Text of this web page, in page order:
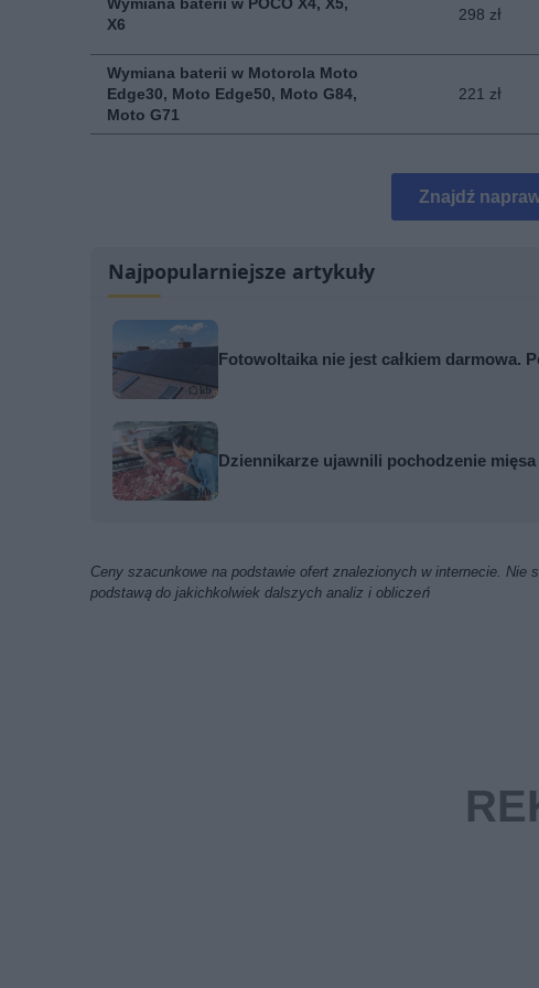
Wymiana baterii w POCO X4, X5,
X6
298 zł
Wymiana baterii w Motorola Moto
Edge30, Moto Edge50, Moto G84,
Moto G71
221 zł
Znajdź
Najpopularniejsze artykuły
Fotowoltaika nie jest całkiem darmowa.
Dziennikarze ujawnili pochodzenie
Ceny szacunkowe na podstawie ofert znalezionych w internecie.
podstawą do jakichkolwiek dalszych analiz i obliczeń